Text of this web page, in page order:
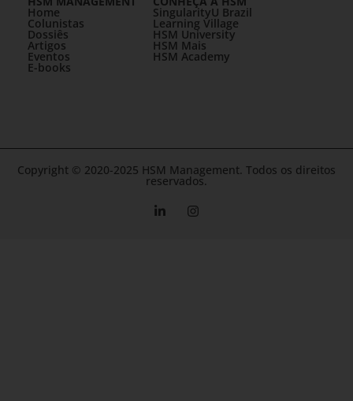
Home
Colunistas
Dossiês
Artigos
Eventos
E-books
SingularityU Brazil
Learning Village
HSM University
HSM Mais
HSM Academy
Copyright © 2020-2025 HSM Management. Todos os direitos
reservados.